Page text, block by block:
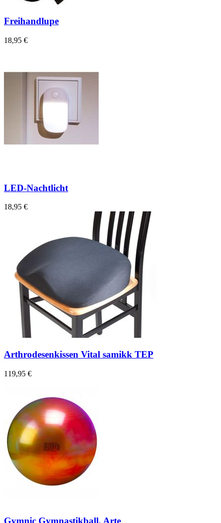
Freihandlupe
18,95 €
LED-Nachtlicht
18,95 €
Arthrodesenkissen Vital samikk TEP
119,95 €